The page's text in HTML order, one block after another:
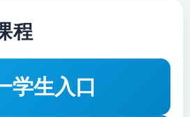
因导入受体细胞和目的基因的
胞工程和动物细胞工程）的原
组织培养、植物体细胞杂交、
胞融合和单克隆抗体的制备。
程
学生入口